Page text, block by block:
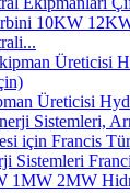
10KW
Üreticisi
Sistemleri